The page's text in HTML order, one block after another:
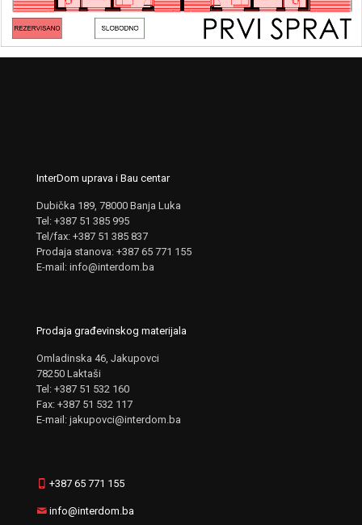
InterDom uprava i Bau centar
Dubička 189, 78000 Banja Luka
Tel: +387 51 385 995
Tel/fax: +387 51 385 837
Prodaja stanova: +387 65 771 155
E-mail: info@interdom.ba
Prodaja građevinskog materijala
Omladinska 46, Jakupovci
78250 Laktaši
Tel: +387 51 532 160
Fax: +387 51 532 117
E-mail: jakupovci@interdom.ba
+387 65 771 155
info@interdom.ba